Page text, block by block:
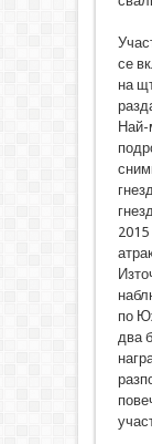
се
на
Най-
по
два